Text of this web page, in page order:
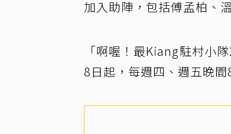
加入助陣，包括傅孟柏、
「啊喔！最Kiang駐村小
8日起，每週四、週五晚間